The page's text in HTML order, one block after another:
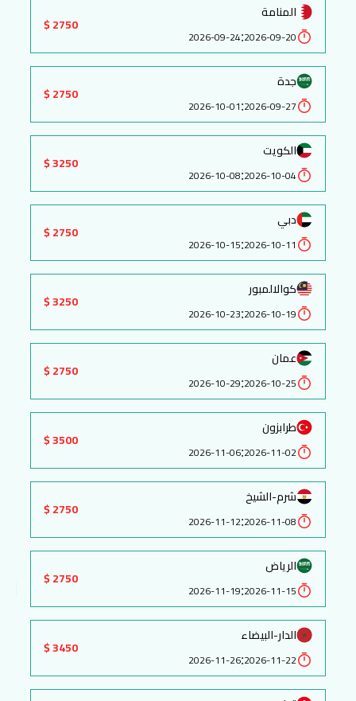
المنامة
2026-09-20
:
2026-09-24
2750 $
جدة
2026-09-27
:
2026-10-01
2750 $
الكويت
2026-10-04
:
2026-10-08
3250 $
دبي
2026-10-11
:
2026-10-15
2750 $
كوالالمبور
2026-10-19
:
2026-10-23
3250 $
عمان
2026-10-25
:
2026-10-29
2750 $
طرابزون
2026-11-02
:
2026-11-06
3500 $
شرم-الشيخ
2026-11-08
:
2026-11-12
2750 $
الرياض
2026-11-15
:
2026-11-19
2750 $
الدار-البيضاء
2026-11-22
:
2026-11-26
3450 $